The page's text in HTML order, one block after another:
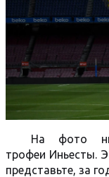
На фото
трофеи Иньесты.
представьте, за